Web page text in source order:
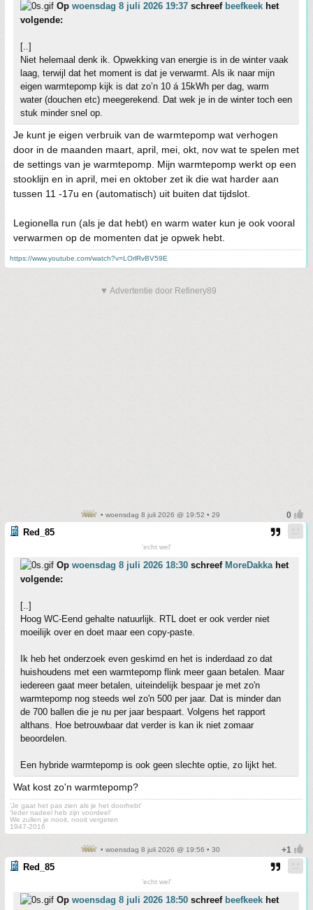
Op woensdag 8 juli 2026 19:37 schreef beefkeek het
volgende:
[..]
Niet helemaal denk ik. Opwekking van energie is in de winter vaak
laag, terwijl dat het moment is dat je verwarmt. Als ik naar mijn
eigen warmtepomp kijk is dat zo’n 10 á 15kWh per dag, warm
water (douchen etc) meegerekend. Dat wek je in de winter toch een
stuk minder snel op.
Je kunt je eigen verbruik van de warmtepomp wat verhogen
door in de maanden maart, april, mei, okt, nov wat te spelen met
de settings van je warmtepomp. Mijn warmtepomp werkt op een
stooklijn en in april, mei en oktober zet ik die wat harder aan
tussen 11 -17u en (automatisch) uit buiten dat tijdslot.
Legionella run (als je dat hebt) en warm water kun je ook vooral
verwarmen op de momenten dat je opwek hebt.
https://www.youtube.com/watch?v=LOrlRvBV59E
▼ Advertentie door Refinery89
• woensdag 8 juli 2026 @ 19:52 • 29
Red_85
'echt wel'
Op woensdag 8 juli 2026 18:30 schreef MoreDakkahet
volgende:
[..]
Hoog WC-Eend gehalte natuurlijk. RTL doet er ook verder niet
moeilijk over en doet maar een copy-paste.
Ik heb het onderzoek even geskimd en het is inderdaad zo dat
huishoudens met een warmtepomp flink meer gaan betalen. Maar
iedereen gaat meer betalen, uiteindelijk bespaar je met zo'n
warmtepomp nog steeds wel zo'n 500 per jaar. Dat is minder dan
de 700 ballen die je nu per jaar bespaart. Volgens het rapport
althans. Hoe betrouwbaar dat verder is kan ik niet zomaar
beoordelen.
Een hybride warmtepomp is ook geen slechte optie, zo lijkt het.
Wat kost zo'n warmtepomp?
'Je gaat het pas zien als je het doorhebt'
'Ieder nadeel heb zijn voordeel'
We zullen je nooit, nooit vergeten
1947-2016
• woensdag 8 juli 2026 @ 19:56 • 30
Red_85
'echt wel'
Op woensdag 8 juli 2026 18:50 schreef beefkeek het